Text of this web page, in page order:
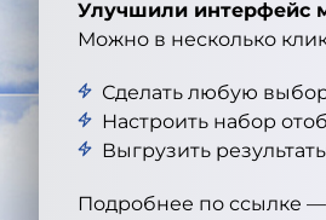
Улучшили интерфейс
Можно в несколько
Сделать любую
Настроить набор
Выгрузить
Подробнее по ссылке —